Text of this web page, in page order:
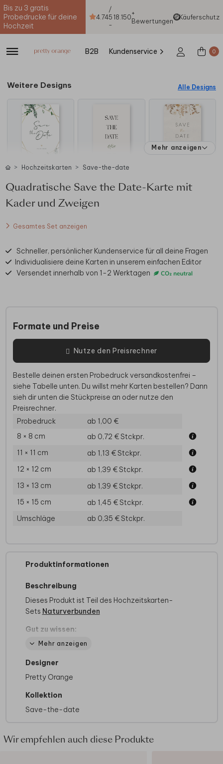
Bis zu 3 gratis
Probedrucke für deine
Hochzeit
4.74
/
5
-
18.150+
Bewertungen
Käuferschutz
B2B Kundenservice 0
Weitere Designs Alle Designs
Mehr anzeigen
Hochzeitskarten Save-the-date
Quadratische Save the Date-Karte mit
Kader und Zweigen
Gesamtes Set anzeigen
Schneller, persönlicher Kundenservice für all deine Fragen
Individualisiere deine Karten in unserem einfachen Editor
Versendet innerhalb von 1-2 Werktagen
Formate und Preise
Nutze den Preisrechner
Bestelle deinen ersten Probedruck versandkostenfrei –
siehe Tabelle unten. Du willst mehr Karten bestellen? Dann
sieh dir unten die Stückpreise an oder nutze den
Preisrechner.
Probedruck
ab 1,00 €
8 × 8 cm
ab 0,72 €Stckpr.
11 × 11 cm
ab 1,13 €Stckpr.
12 × 12 cm
ab 1,39 €Stckpr.
13 × 13 cm
ab 1,39 €Stckpr.
15 × 15 cm
ab 1,45 €Stckpr.
Umschläge
ab 0,35 €Stckpr.
Produktinformationen
Beschreibung
Dieses Produkt ist Teil des Hochzeitskarten-
Sets Naturverbunden
Gut zu wissen:
Kraftpapier ist sehr saugfähig, daher wird
Transparente Bereiche von PNG Dateien
werden weiß eingefärbt. Verwende deshalb
keine PNG Dateien.
Möglicherweise sind aufgrund des
Dateiformats bestimmte Abbildungen des
möchtest, wähle eine Karte im Kraftpapier-
Mehr anzeigen
Designer
Pretty Orange
Kollektion
Save-the-date
Wir empfehlen auch diese Produkte